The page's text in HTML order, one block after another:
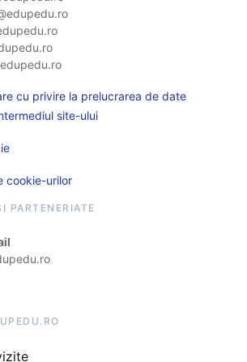
cu privire la prelucrarea de date
site-ului
cookie-urilor
PARTENERIATE